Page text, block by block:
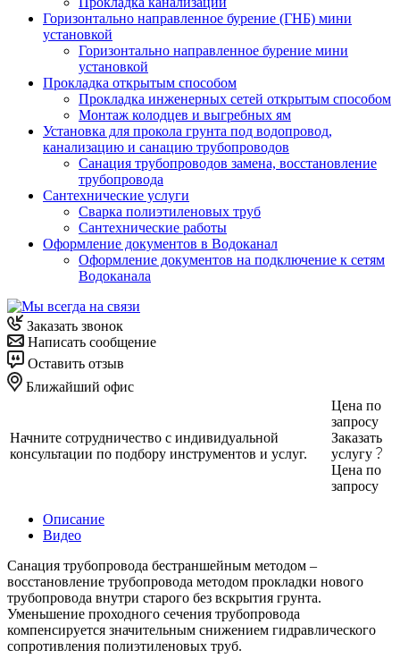
Горизонтально направленное бурение (ГНБ) мини
установкой
Горизонтально направленное бурение мини
установкой
Прокладка открытым способом
Прокладка инженерных сетей открытым способом
Монтаж колодцев и выгребных ям
Установка для прокола грунта под водопровод,
канализацию и санацию трубопроводов
Санация трубопроводов замена, восстановление
трубопровода
Сантехнические услуги
Сварка полиэтиленовых труб
Сантехнические работы
Оформление документов в Водоканал
Оформление документов на подключение к сетям
Водоканала
Заказать звонок
Написать сообщение
Оставить отзыв
Ближайший офис
Начните сотрудничество с индивидуальной
консультации по подбору инструментов и услуг.
Цена по
запросу
Заказать
услугу
Цена по
запросу
Описание
Видео
Санация трубопровода бестраншейным методом –
восстановление трубопровода методом прокладки нового
трубопровода внутри старого без вскрытия грунта.
Уменьшение проходного сечения трубопровода
компенсируется значительным снижением гидравлического
сопротивления полиэтиленовых труб.